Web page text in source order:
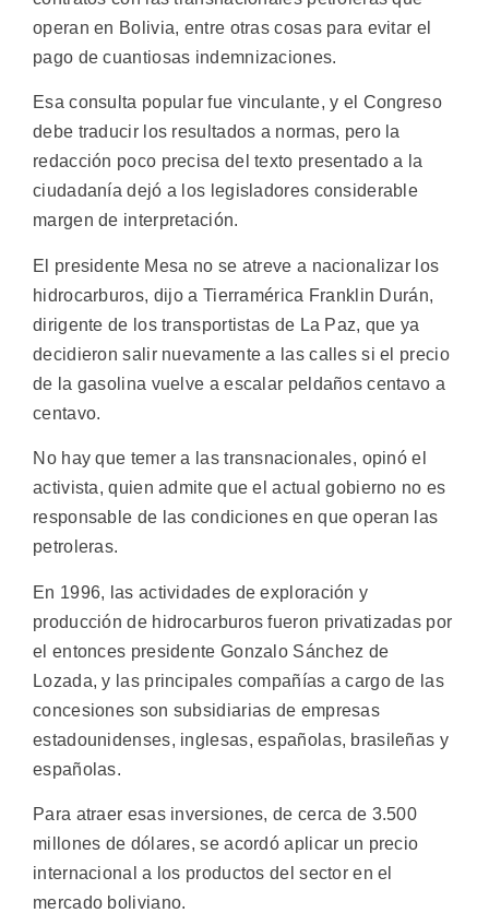
operan en Bolivia, entre otras cosas para evitar el
pago de cuantiosas indemnizaciones.
Esa consulta popular fue vinculante, y el Congreso
debe traducir los resultados a normas, pero la
redacción poco precisa del texto presentado a la
ciudadanía dejó a los legisladores considerable
margen de interpretación.
El presidente Mesa no se atreve a nacionalizar los
hidrocarburos, dijo a Tierramérica Franklin Durán,
dirigente de los transportistas de La Paz, que ya
decidieron salir nuevamente a las calles si el precio
de la gasolina vuelve a escalar peldaños centavo a
centavo.
No hay que temer a las transnacionales, opinó el
activista, quien admite que el actual gobierno no es
responsable de las condiciones en que operan las
petroleras.
En 1996, las actividades de exploración y
producción de hidrocarburos fueron privatizadas por
el entonces presidente Gonzalo Sánchez de
Lozada, y las principales compañías a cargo de las
concesiones son subsidiarias de empresas
estadounidenses, inglesas, españolas, brasileñas y
españolas.
Para atraer esas inversiones, de cerca de 3.500
millones de dólares, se acordó aplicar un precio
internacional a los productos del sector en el
mercado boliviano.